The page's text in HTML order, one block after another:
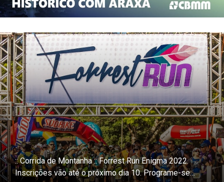
:: Corrida de Montanha :: Forrest Run Enigma 2022.
Inscrições vão até o próximo dia 10. Programe-se…